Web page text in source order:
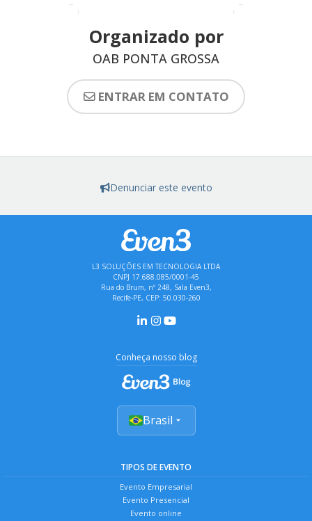
Organizado por
OAB PONTA GROSSA
ENTRAR EM CONTATO
Denunciar este evento
L3 SOLUÇÕES EM TECNOLOGIA LTDA
CNPJ 17.688.085/0001-45
Rua do Brum, nº 248, Sala Even3,
Recife-PE, CEP: 50.030-260
Conheça nosso blog
Brasil
TIPOS DE EVENTO
Evento Empresarial
Evento Presencial
Evento online